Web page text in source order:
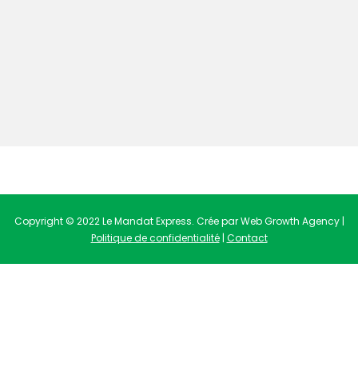
Copyright © 2022 Le Mandat Express. Crée par Web Growth Agency |
Politique de confidentialité| Contact